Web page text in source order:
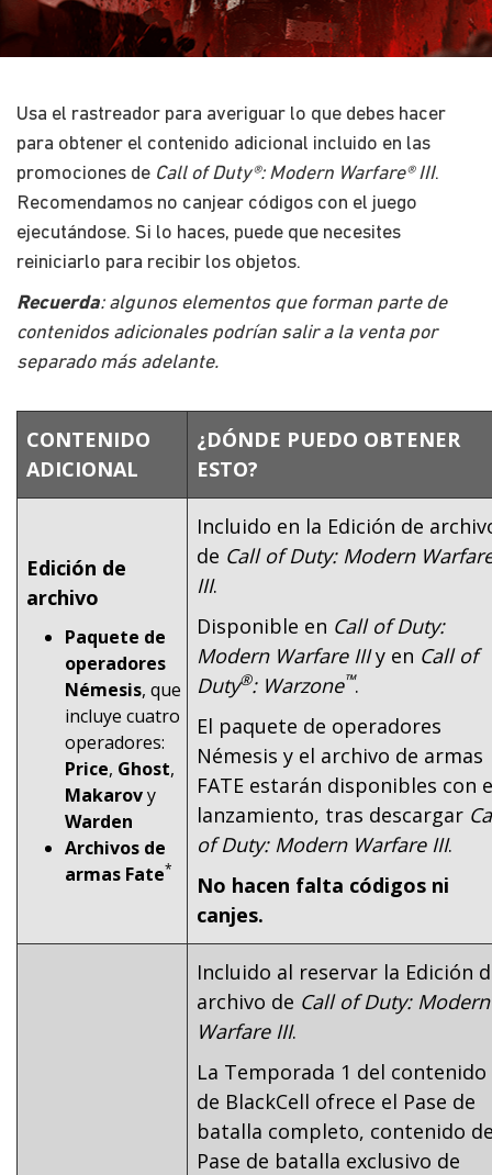
Usa el rastreador para averiguar lo que debes hacer
para obtener el contenido adicional incluido en las
promociones de Call of Duty®: Modern Warfare® III.
Recomendamos no canjear códigos con el juego
ejecutándose. Si lo haces, puede que necesites
reiniciarlo para recibir los objetos.
Recuerda: algunos elementos que forman parte de
contenidos adicionales podrían salir a la venta por
separado más adelante.
CONTENIDO
ADICIONAL
¿DÓNDE PUEDO OBTENER
ESTO?
Edición de
archivo
Paquete de
operadores
Némesis, que
incluye cuatro
operadores:
Price, Ghost,
Makarovy
Warden
Archivos de
armas Fate*
Incluido en la Edición de
de Call of Duty: Modern
III.
Disponible en Call of Duty:
Modern Warfare IIIy en Call of
Duty®: Warzone™.
El paquete de operadores
Némesis y el archivo de armas
FATE estarán disponibles con
lanzamiento, tras descargar
of Duty: Modern Warfare III.
No hacen falta códigos ni
canjes.
Incluido al reservar la Edición
archivo de Call of Duty: Modern
Warfare III.
La Temporada 1 del contenido
de BlackCell ofrece el Pase de
batalla completo, contenido
Pase de batalla exclusivo de